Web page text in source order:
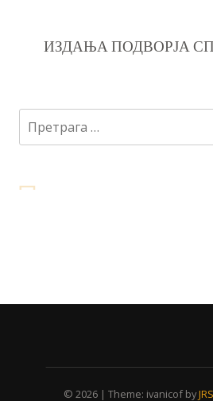
ИЗДАЊА ПОДВОРЈА
за:
© 2026 | Theme: ivanicof byJRS